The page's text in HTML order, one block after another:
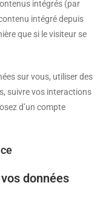
intégrés (par
intégré depuis
que si le visiteur se
sur vous, utiliser des
suivre vos interactions
d’un compte
données